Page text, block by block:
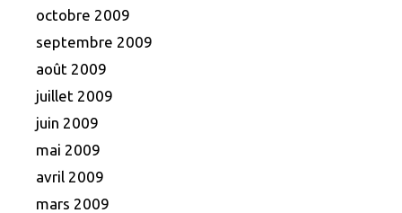
octobre 2009
septembre 2009
août 2009
juillet 2009
juin 2009
mai 2009
avril 2009
mars 2009